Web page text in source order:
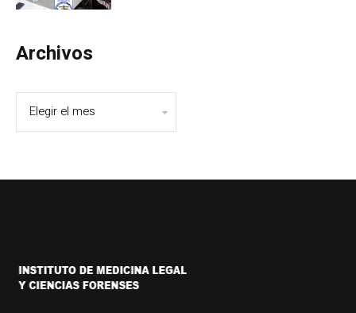
Archivos